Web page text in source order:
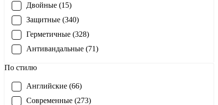
Двойные (15)
Защитные (340)
Герметичные (328)
Антивандальные (71)
По стилю
Английские (66)
Современные (273)